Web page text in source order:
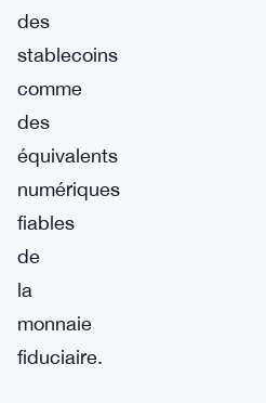
des
stablecoins
comme
des
équivalents
numériques
fiables
de
la
monnaie
fiduciaire.